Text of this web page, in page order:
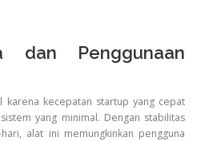
dan Penggunaan
karena kecepatan startup yang cepat
yang minimal. Dengan stabilitas
alat ini memungkinkan pengguna